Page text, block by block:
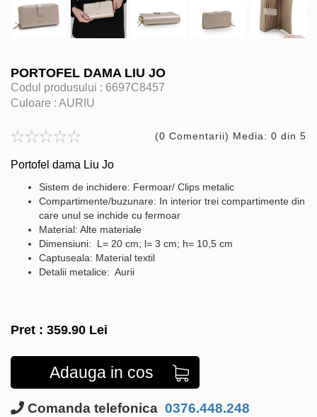
PORTOFEL DAMA LIU JO
Codul produsului : 6697C8457
Culoare : AURIU
(0 Comentarii) Media: 0 din 5
Portofel dama Liu Jo
Sistem de inchidere: Fermoar/ Clips metalic
Compartimente/buzunare: In interior trei compartimente din
care unul se inchide cu fermoar
Material: Alte materiale
Dimensiuni: L= 20 cm; l= 3 cm; h= 10,5 cm
Captuseala: Material textil
Detalii metalice: Aurii
Pret : 359.90 Lei
Adauga in cos
Comanda telefonica 0376.448.248